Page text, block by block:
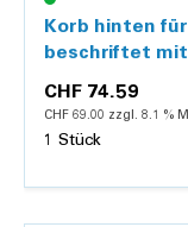
Korb hinten
beschriftet
CHF 74.59
CHF 69.00 zzgl. 8.1 %
1 Stück